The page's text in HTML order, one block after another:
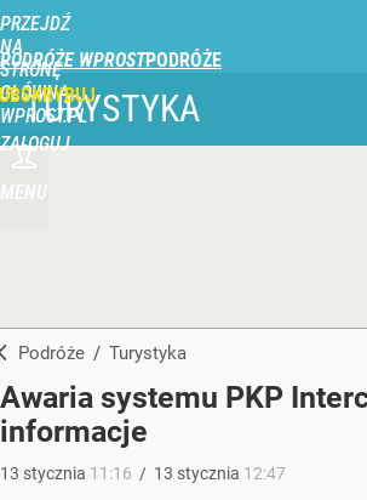
PRZEJDŹ
NA
STRONĘ
GŁÓWNĄ
WPROST.PL
PODRÓŻE WPROST
ZALOGUJ
MENU
TURYSTYKA
Podróże / Turystyka
Awaria systemu PKP
informacje
13 stycznia 11:16 / 13 stycznia 12:47